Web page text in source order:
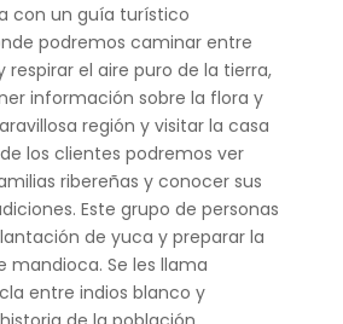
con un guía turístico
podremos caminar entre
respirar el aire puro de la tierra,
información sobre la flora y
región y visitar la casa
los clientes podremos ver
ribereñas y conocer sus
Este grupo de personas
de yuca y preparar la
mandioca. Se les llama
entre indios blanco y